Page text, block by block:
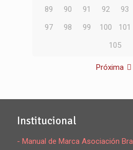
89
90 91 92 93
97
98 99 100 101
105
Próxima
Institucional
- Manual de Marca Asociación